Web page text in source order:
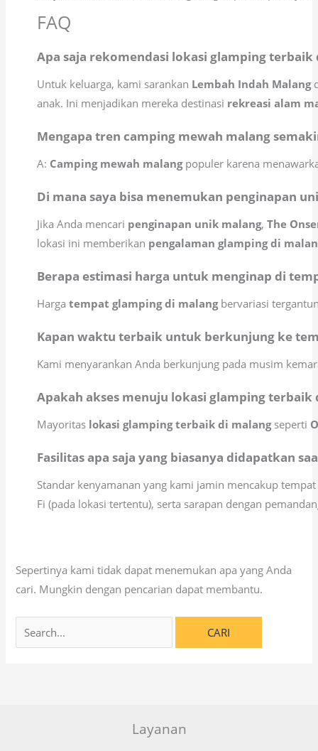
FAQ
Apa saja rekomendasi lokasi glamping
Untuk keluarga, kami sarankan Lembah Indah Malang
anak. Ini menjadikan mereka destinasi rekreasi alam
Mengapa tren camping mewah malang
A: Camping mewah malangpopuler karena
Di mana saya bisa menemukan penginapan
Jika Anda mencari penginapan unik malang, The
lokasi ini memberikan pengalaman glamping di
Berapa estimasi harga untuk menginap di
Harga tempat glamping di malangbervariasi
Kapan waktu terbaik untuk berkunjung ke
Kami menyarankan Anda berkunjung pada musim
Apakah akses menuju lokasi glamping
Mayoritas lokasi glamping terbaik di malangseperti
Fasilitas apa saja yang biasanya didapatkan
Standar kenyamanan yang kami jamin mencakup
Fi (pada lokasi tertentu), serta sarapan dengan
Sepertinya kami tidak dapat menemukan apa yang Anda
cari. Mungkin dengan pencarian dapat membantu.
Layanan